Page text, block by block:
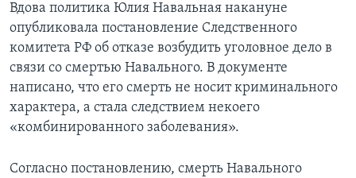
Вдова политика Юлия Навальная накануне
опубликовала постановление Следственного
комитета РФ об отказе возбудить уголовное дело в
связи со смертью Навального. В документе
написано, что его смерть не носит криминального
характера, а стала следствием некоего
«комбинированного заболевания».
Согласно постановлению, смерть Навального